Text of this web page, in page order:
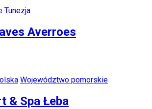
Tunezja
Averroes
Województwo pomorskie
& Spa Łeba